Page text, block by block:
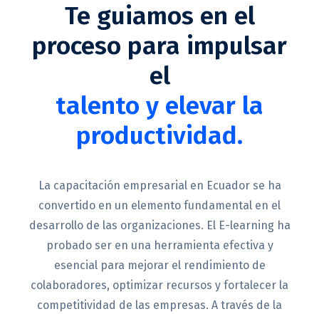
Te guiamos en el
proceso para impulsar
el
talento y elevar la
productividad.
La capacitación empresarial en Ecuador se ha
convertido en un elemento fundamental en el
desarrollo de las organizaciones. El E-learning ha
probado ser en una herramienta efectiva y
esencial para mejorar el rendimiento de
colaboradores, optimizar recursos y fortalecer la
competitividad de las empresas. A través de la